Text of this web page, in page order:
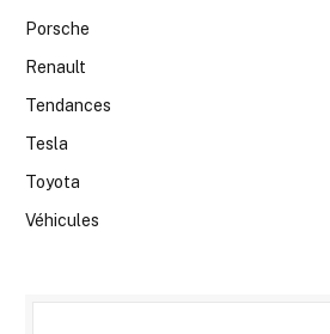
Porsche
Renault
Tendances
Tesla
Toyota
Véhicules